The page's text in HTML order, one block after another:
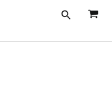
Поиск